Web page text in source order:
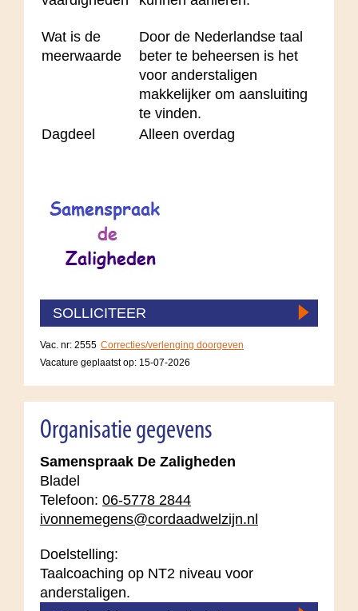
Wat is de
meerwaarde
Door de Nederlandse taal
beter te beheersen is het
voor anderstaligen
makkelijker om aansluiting
te vinden.
Dagdeel
Alleen overdag
SOLLICITEER
Vac. nr: 2555 Correcties/verlenging doorgeven
Vacature geplaatst op: 15-07-2026
Organisatie gegevens
Samenspraak De Zaligheden
Bladel
Telefoon: 06-5778 2844
ivonnemegens@cordaadwelzijn.nl
Doelstelling:
Taalcoaching op NT2 niveau voor
anderstaligen.